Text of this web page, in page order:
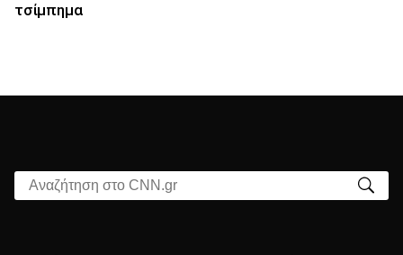
τσίμπημα
Αναζήτηση στο CNN.gr